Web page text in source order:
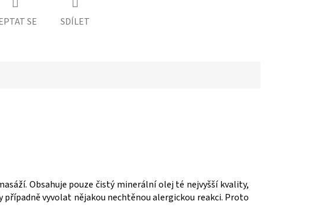
SE SDÍLET
Obsahuje pouze čistý minerální olej té nejvyšší kvality,
vyvolat nějakou nechtěnou alergickou reakci. Proto